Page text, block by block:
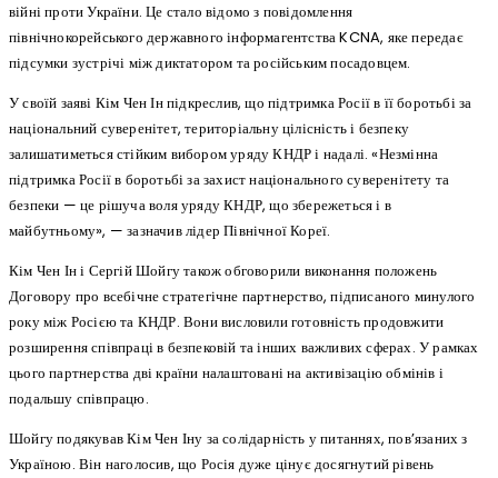
війні проти України. Це стало відомо з повідомлення
північнокорейського державного інформагентства KCNA, яке передає
підсумки зустрічі між диктатором та російським посадовцем.
У своїй заяві Кім Чен Ін підкреслив, що підтримка Росії в її боротьбі за
національний суверенітет, територіальну цілісність і безпеку
залишатиметься стійким вибором уряду КНДР і надалі. «Незмінна
підтримка Росії в боротьбі за захист національного суверенітету та
безпеки — це рішуча воля уряду КНДР, що збережеться і в
майбутньому», — зазначив лідер Північної Кореї.
Кім Чен Ін і Сергій Шойгу також обговорили виконання положень
Договору про всебічне стратегічне партнерство, підписаного минулого
року між Росією та КНДР. Вони висловили готовність продовжити
розширення співпраці в безпековій та інших важливих сферах. У рамках
цього партнерства дві країни налаштовані на активізацію обмінів і
подальшу співпрацю.
Шойгу подякував Кім Чен Іну за солідарність у питаннях, пов’язаних з
Україною. Він наголосив, що Росія дуже цінує досягнутий рівень